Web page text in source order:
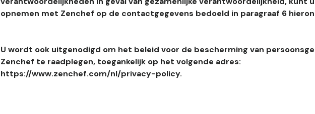
opnemen met Zenchef op de contactgegevens bedoeld in paragraaf 6
U wordt ook uitgenodigd om het beleid voor de bescherming van
Zenchef te raadplegen, toegankelijk op het volgende adres:
https://www.zenchef.com/nl/privacy-policy.